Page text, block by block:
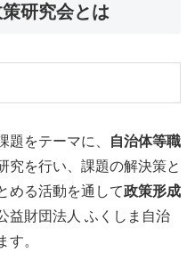
研究会とは
題をテーマに、
自治体等職
究を行い、課題の解決策と
める活動を通して政策形成
益財団法人 ふくしま自治
す。